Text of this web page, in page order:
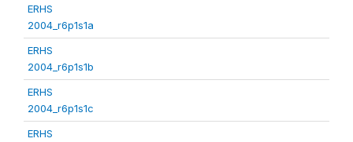
ERHS
2004_r6p1s1a
ERHS
2004_r6p1s1b
ERHS
2004_r6p1s1c
ERHS